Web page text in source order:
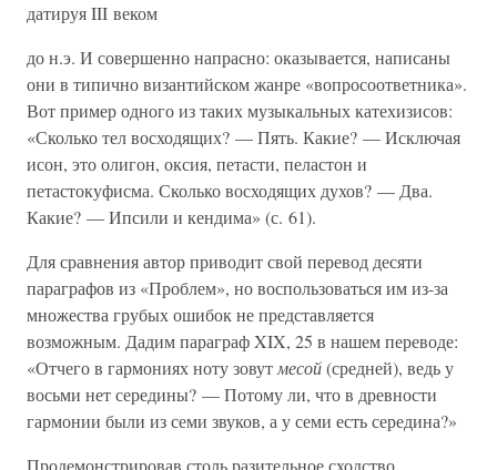
датируя III веком
до н.э. И совершенно напрасно: оказывается, написаны
они в типично византийском жанре «вопросоответника».
Вот пример одного из таких музыкальных катехизисов:
«Сколько тел восходящих? — Пять. Какие? — Исключая
исон, это олигон, оксия, петасти, пеластон и
петастокуфисма. Сколько восходящих духов? — Два.
Какие? — Ипсили и кендима» (с. 61).
Для сравнения автор приводит свой перевод десяти
параграфов из «Проблем», но воспользоваться им из-за
множества грубых ошибок не представляется
возможным. Дадим параграф XIX, 25 в нашем переводе:
«Отчего в гармониях ноту зовут месой(средней), ведь у
восьми нет середины? — Потому ли, что в древности
гармонии были из семи звуков, а у семи есть середина?»
Продемонстрировав столь разительное сходство